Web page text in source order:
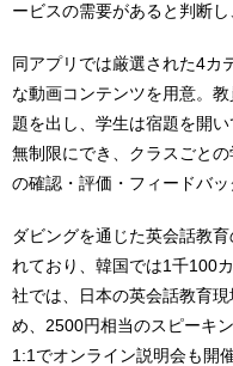
ービスの需要があると判断
同アプリでは厳選された4カ
な動画コンテンツを用意。
題を出し、学生は宿題を開
無制限にでき、クラスごと
の確認・評価・フィードバッ
ダビングを通じた英会話教
れており、韓国では1千100
社では、日本の英会話教育
め、2500円相当のスピーキ
1:1でオンライン説明会も開催